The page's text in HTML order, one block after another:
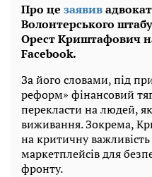
Про це заявив
Волонтерського
Орест Криштафович
Facebook.
За його словами, під
реформ» фінансовий
перекласти на людей,
виживання. Зокрема,
на критичну
маркетплейсів для
фронту.